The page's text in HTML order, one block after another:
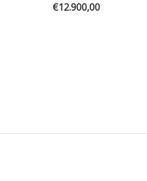
€12.900,00